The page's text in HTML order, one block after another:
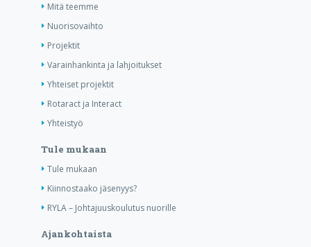
Mitä teemme
Nuorisovaihto
Projektit
Varainhankinta ja lahjoitukset
Yhteiset projektit
Rotaract ja Interact
Yhteistyö
Tule mukaan
Tule mukaan
Kiinnostaako jäsenyys?
RYLA – Johtajuuskoulutus nuorille
Ajankohtaista